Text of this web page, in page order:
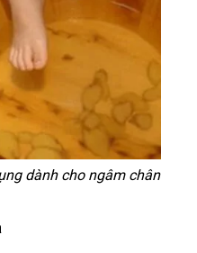
dành cho ngâm chân